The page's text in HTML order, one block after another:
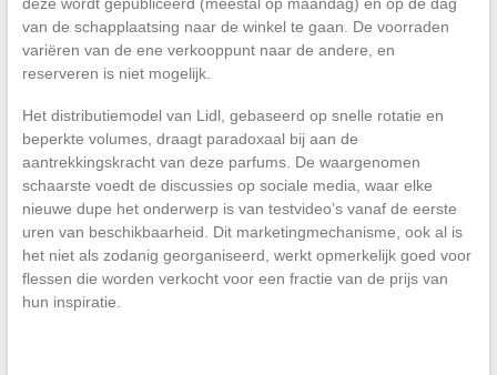
deze wordt gepubliceerd (meestal op maandag) en op de dag
van de schapplaatsing naar de winkel te gaan. De voorraden
variëren van de ene verkooppunt naar de andere, en
reserveren is niet mogelijk.
Het distributiemodel van Lidl, gebaseerd op snelle rotatie en
beperkte volumes, draagt paradoxaal bij aan de
aantrekkingskracht van deze parfums. De waargenomen
schaarste voedt de discussies op sociale media, waar elke
nieuwe dupe het onderwerp is van testvideo’s vanaf de eerste
uren van beschikbaarheid. Dit marketingmechanisme, ook al is
het niet als zodanig georganiseerd, werkt opmerkelijk goed voor
flessen die worden verkocht voor een fractie van de prijs van
hun inspiratie.